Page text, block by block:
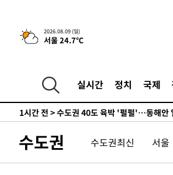
2026.08.09 (일)
서울 24.7℃
실시간 정치 국제
래 44.56%
-1161초 전 >[속보]與 대표 경선 제주·인천
宋 10.17%
-695초 전 > 이강인 "아틀레티코 이적 기뻐…
1시간 전 >낮 최고 35도 '무더위'…동해안
[속보]이강인 "감독님이 원하는 마
티코 이적"
1시간 전 >수도권 40도 육박 '펄펄'…동해안
3시간 전 >강릉에 시간당 81.4㎜ 물폭탄…도
4시간 전 >백운산서 80년근 천종산삼 9뿌리
수도권 수도권최신 서울